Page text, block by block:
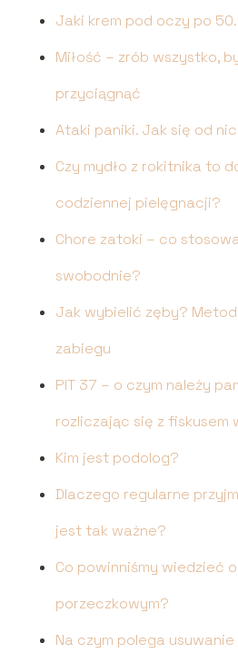
Jaki krem pod oczy po
Miłość – zrób wszystko,
przyciągnąć
Ataki paniki. Jak się od
Czy mydło z rokitnika to
codziennej pielęgnacji?
Chore zatoki – co
swobodnie?
Jak wybielić zęby?
zabiegu
PIT 37 – o czym należy
rozliczając się z fiskusem
Kim jest podolog?
Dlaczego regularne
jest tak ważne?
Co powinniśmy wiedzieć
porzeczkowym?
Na czym polega